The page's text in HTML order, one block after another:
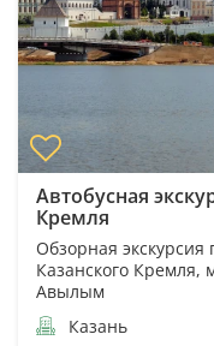
Автобусная
Кремля
Обзорная
Казанского
Авылым
Казань